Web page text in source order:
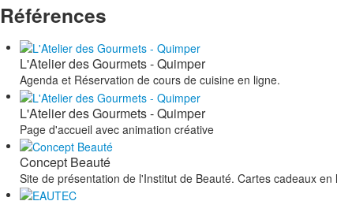
Références
L'Atelier des Gourmets - Quimper
Agenda et Réservation de cours de cuisine en ligne.
L'Atelier des Gourmets - Quimper
Page d'accueil avec animation créative
Concept Beauté
Site de présentation de l'Institut de Beauté. Cartes cadeaux en